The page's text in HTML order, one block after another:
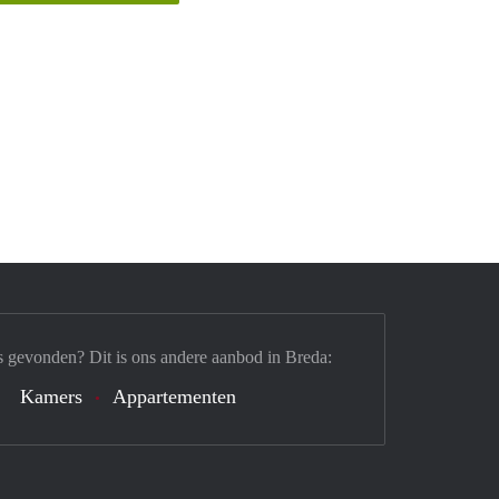
gevonden? Dit is ons andere aanbod in Breda:
Kamers Appartementen